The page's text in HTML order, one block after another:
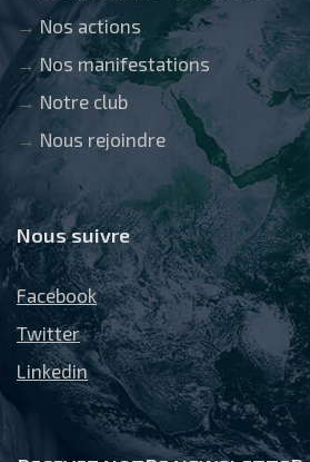
→Nos actions
→ Nos manifestations
→ Notre club
→ Nous rejoindre
Nous suivre
Facebook
Twitter
Linkedin